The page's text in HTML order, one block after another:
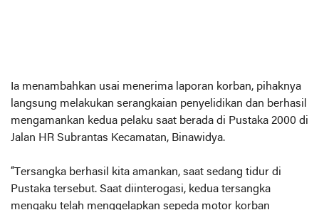
Ia menambahkan usai menerima laporan korban, pihaknya
langsung melakukan serangkaian penyelidikan dan berhasil
mengamankan kedua pelaku saat berada di Pustaka 2000 di
Jalan HR Subrantas Kecamatan, Binawidya.
“Tersangka berhasil kita amankan, saat sedang tidur di
Pustaka tersebut. Saat diinterogasi, kedua tersangka
mengaku telah menggelapkan sepeda motor korban